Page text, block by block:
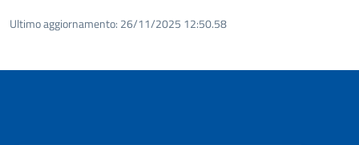
Ultimo aggiornamento: 26/11/2025 12:50.58